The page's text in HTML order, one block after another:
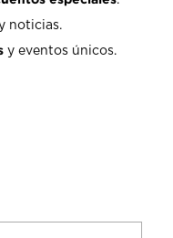
noticias.
y eventos únicos.